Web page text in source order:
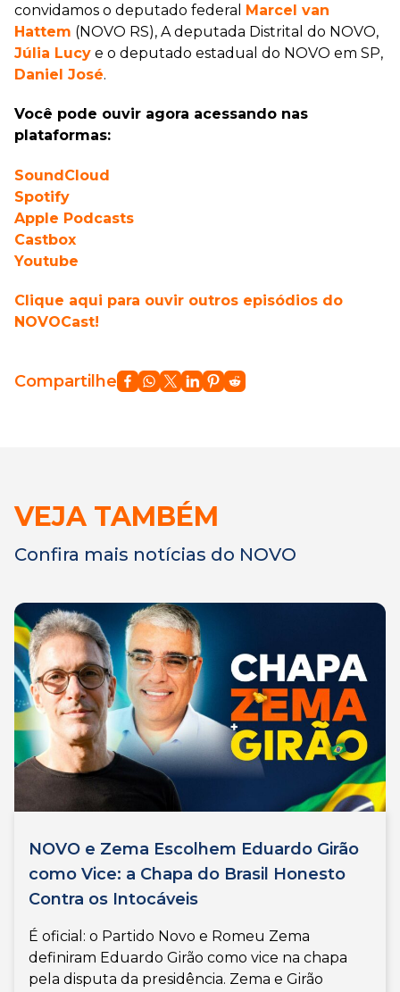
convidamos o deputado federal
Marcel van
Hattem (NOVO RS), A deputada Distrital do NOVO,
Júlia Lucy e o deputado estadual do NOVO em SP,
Daniel José.
Você pode ouvir agora acessando nas
plataformas:
SoundCloud
Spotify
Apple Podcasts
Castbox
Youtube
Clique aqui para ouvir outros episódios do
NOVOCast!
Compartilhe
VEJA TAMBÉM
Confira mais notícias do NOVO
NOVO e Zema Escolhem Eduardo Girão
como Vice: a Chapa do Brasil Honesto
Contra os Intocáveis
É oficial: o Partido Novo e Romeu Zema
definiram Eduardo Girão como vice na chapa
pela disputa da presidência. Zema e Girão